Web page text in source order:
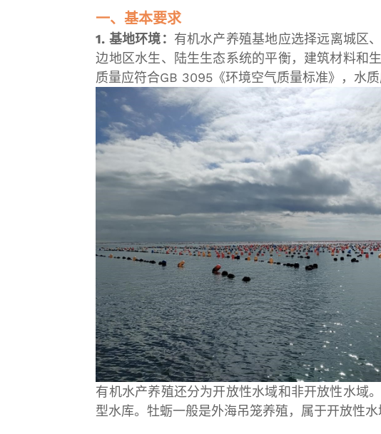
一、基本要求
1. 基地环境： 有机水产养殖基地应选择远离城区
边地区水生、陆生生态系统的平衡，建筑材料和
质量应符合GB 3095《环境空气质量标准》，水质
有机水产养殖还分为开放性水域和非开放性水域
型水库。牡蛎一般是外海吊笼养殖，属于开放性水